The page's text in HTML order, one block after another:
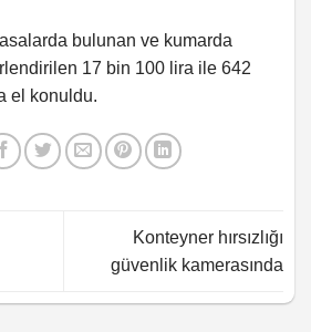
bulunan ve kumarda
17 bin 100 lira ile 642
el konuldu.
Konteyner hırsızlığı
güvenlik kamerasında